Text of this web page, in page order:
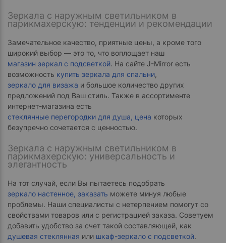
Зеркала с наружным светильником в
парикмахерскую: тенденции и рекомендации
Замечательное качество, приятные цены, а кроме того
широкий выбор — это то, что воплощает наш
магазин зеркал с подсветкой. На сайте J-Mirror есть
возможность купить зеркала для спальни,
зеркало для визажа и большое количество других
предложений под Ваш стиль. Также в ассортименте
интернет-магазина есть
стеклянные перегородки для душа, цена которых
безупречно сочетается с ценностью.
Зеркала с наружным светильником в
парикмахерскую: универсальность и
элегантность
На тот случай, если Вы пытаетесь подобрать
зеркало настенное, заказать можете минуя любые
проблемы. Наши специалисты с нетерпением помогут со
свойствами товаров или с регистрацией заказа. Советуем
добавить удобство за счет такой составляющей, как
душевая стеклянная или шкаф-зеркало с подсветкой.